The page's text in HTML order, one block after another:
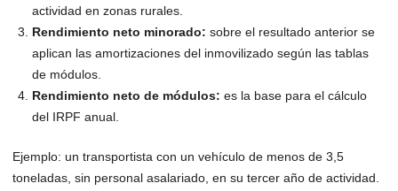
actividad en zonas rurales.
Rendimiento neto minorado: sobre el resultado anterior se
aplican las amortizaciones del inmovilizado según las tablas
de módulos.
Rendimiento neto de módulos: es la base para el cálculo
del IRPF anual.
Ejemplo: un transportista con un vehículo de menos de 3,5
toneladas, sin personal asalariado, en su tercer año de actividad.